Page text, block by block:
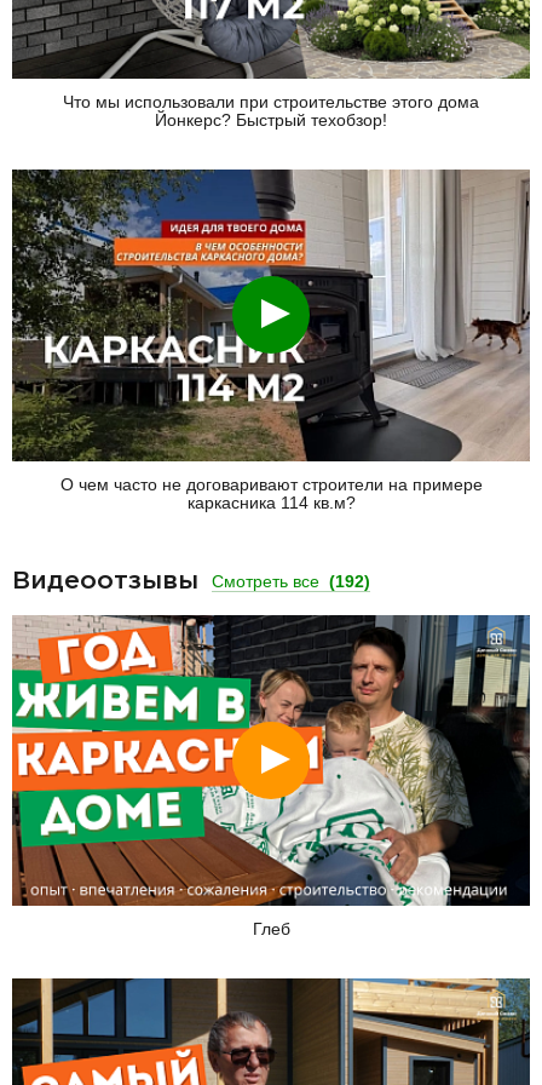
Что мы использовали при строительстве этого дома
Йонкерс? Быстрый техобзор!
Смотреть
О чем часто не договаривают строители на примере
каркасника 114 кв.м?
Видеоотзывы Смотреть все (192)
Смотреть
Глеб